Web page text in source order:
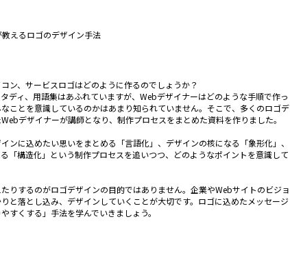
えるロゴのデザイン手法
ン、サービスロゴはどのように作るのでしょうか？
ディ、用語集はあふれていますが、Webデザイナーはどのような手順で作っ
ことを意識しているのかはあまり知られていません。そこで、多くのロゴデ
デザイナーが講師となり、制作プロセスをまとめた資料を作りました。
ンに込めたい思いをまとめる「言語化」、デザインの核になる「象形化」、
「構造化」という制作プロセスを追いつつ、どのようなポイントを意識して
りするのがロゴデザインの目的ではありません。企業やWebサイトのビジョ
と落とし込み、デザインしていくことが大切です。ロゴに込めたメッセージ
すくする」手法を学んでいきましょう。